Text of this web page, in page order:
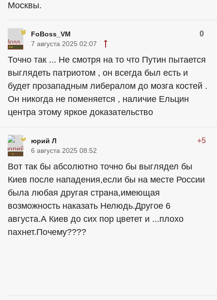
Москвы.
FoBoss_VM 0
7 августа 2025 02:07
Точно так ... Не смотря на то что Путин пытается
выглядеть патриотом , он всегда был есть и
будет прозападным либералом до мозга костей .
Он никогда не поменяется , наличие Ельцин
центра этому яркое доказательство
юрий Л +5
6 августа 2025 08:52
Вот так бы абсолютно точно бы выглядел бы
Киев после нападения,если бы на месте России
была любая другая страна,имеющая
возможность наказать Нелюдь.Другое 6
августа.А Киев до сих пор цветет и ...плохо
пахнет.Почему????